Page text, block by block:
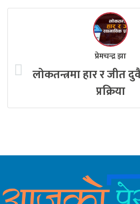
प्रेमचन्द्र झा
लोकतन्त्रमा हार र जीत
प्रक्रिया